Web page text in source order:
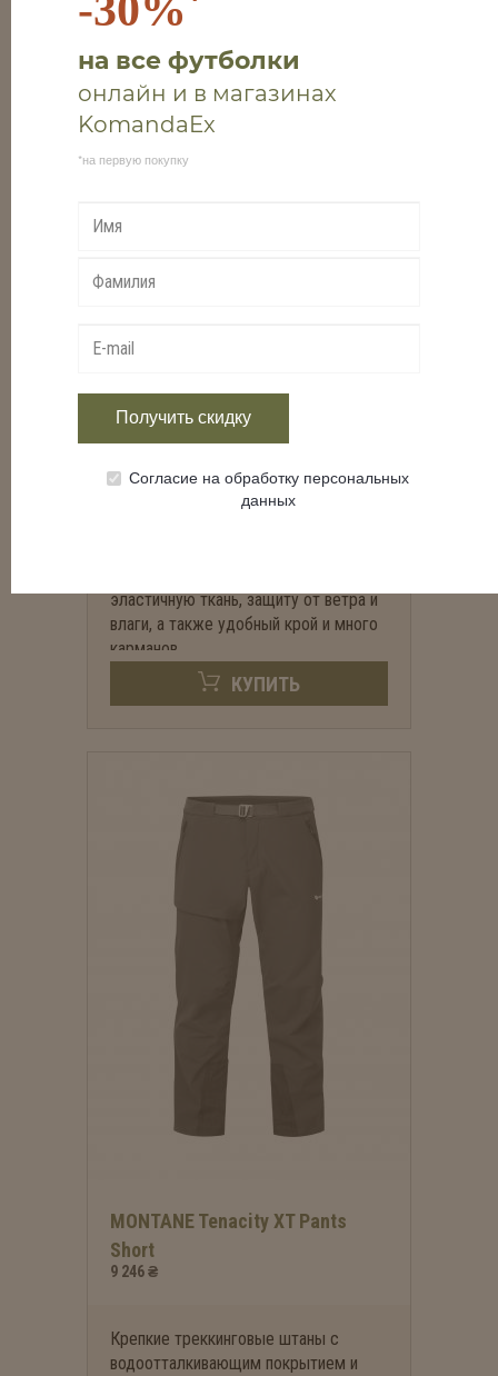
14 695 ₴
эластичную ткань, защиту от ветра и
влаги, а также удобный крой и много
карманов.
КУПИТЬ
MONTANE Tenacity XT Pants
Short
9 246 ₴
Крепкие треккинговые штаны с
водоотталкивающим покрытием и
на все футболки
онлайн и в магазинах
KomandaEx
*на первую покупку
Получить скидку
Согласие на обработку персональных
данных